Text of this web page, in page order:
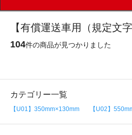
【有償運送車用（規定文
104件の商品が見つかりました
カテゴリー一覧
【U01】350mm×130mm 【U02】